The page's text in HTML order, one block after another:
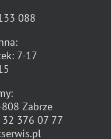
088
7-17
Zabrze
32 376 07 77